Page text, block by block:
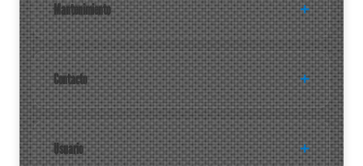
Mantenimiento
Contacto
Usuario